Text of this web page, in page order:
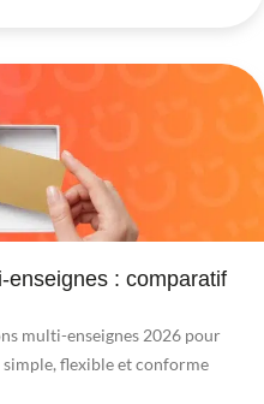
enseignes : comparatif
multi-enseignes 2026 pour
flexible et conforme